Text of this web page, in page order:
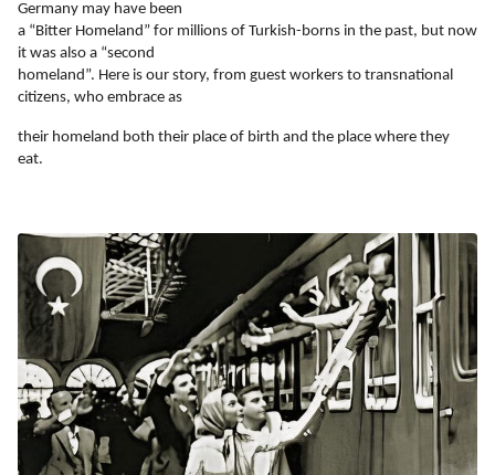
Germany may have been
a “Bitter Homeland” for millions of Turkish-borns in the past, but now
it was also a “second
homeland”. Here is our story, from guest workers to transnational
citizens, who embrace as
their homeland both their place of birth and the place where they
eat.